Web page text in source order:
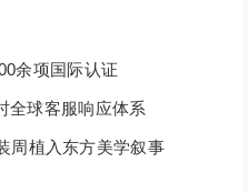
余项国际认证
全球客服响应体系
周植入东方美学叙事